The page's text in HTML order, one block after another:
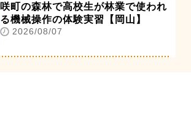
咲町の森林で高校生が林業で使われ
る機械操作の体験実習【岡山】
2026/08/07